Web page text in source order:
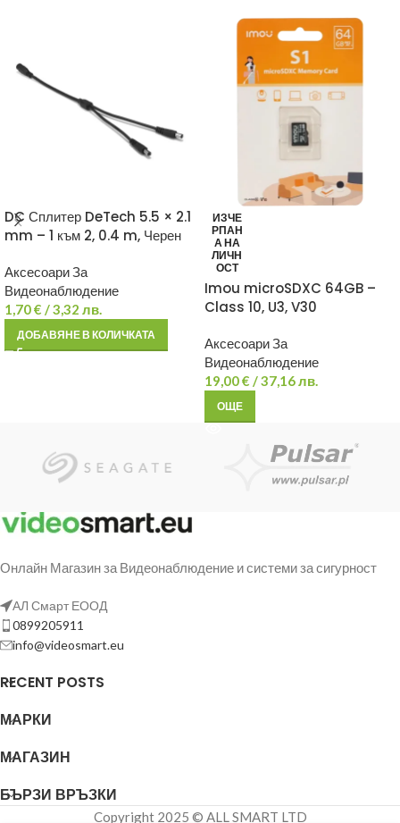
DC Сплитер DeTech 5.5 × 2.1
mm – 1 към 2, 0.4 m, Черен
Аксесоари За
Видеонаблюдение
1,70€ / 3,32 лв.
ДОБАВЯНЕ В КОЛИЧКАТА
ИЗЧЕ
РПАН
А НА
ЛИЧН
ОСТ
Imou microSDXC 64GB –
Class 10, U3, V30
Аксесоари За
Видеонаблюдение
19,00€ / 37,16 лв.
ОЩЕ
Онлайн Магазин за Видеонаблюдение и системи за сигурност
АЛ Смарт ЕООД
0899205911
info@videosmart.eu
RECENT POSTS
МАРКИ
МАГАЗИН
БЪРЗИ ВРЪЗКИ
Copyright 2025 © ALL SMART LTD